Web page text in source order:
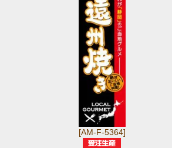
[AM-F-5364]